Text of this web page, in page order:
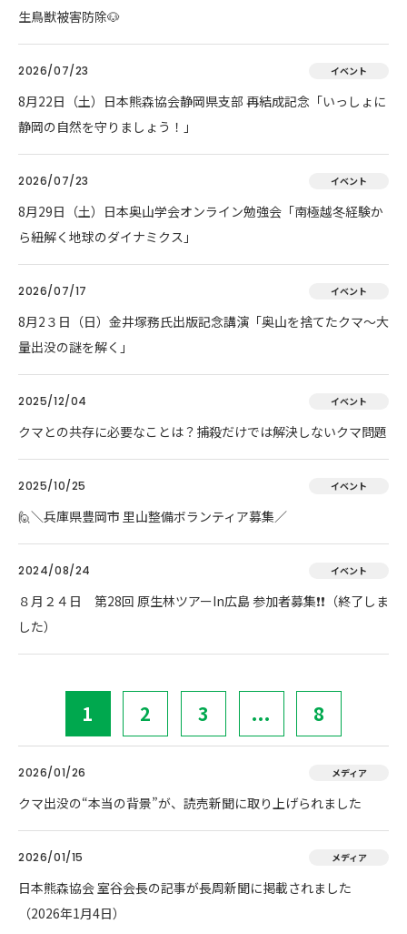
生鳥獣被害防除🐶
2026/07/23 イベント
8月22日（土）日本熊森協会静岡県支部 再結成記念「いっしょに
静岡の自然を守りましょう！」
2026/07/23 イベント
8月29日（土）日本奥山学会オンライン勉強会「南極越冬経験か
ら紐解く地球のダイナミクス」
2026/07/17 イベント
8月2３日（日）金井塚務氏出版記念講演「奥山を捨てたクマ～大
量出没の謎を解く」
2025/12/04 イベント
クマとの共存に必要なことは？捕殺だけでは解決しないクマ問題
2025/10/25 イベント
🙋＼兵庫県豊岡市 里山整備ボランティア募集／
2024/08/24 イベント
８月２４日 第28回 原生林ツアーIn広島 参加者募集❗❗（終了しま
した）
1 2 3 ... 8
2026/01/26 メディア
クマ出没の“本当の背景”が、読売新聞に取り上げられました
2026/01/15 メディア
日本熊森協会 室谷会長の記事が長周新聞に掲載されました
（2026年1月4日）